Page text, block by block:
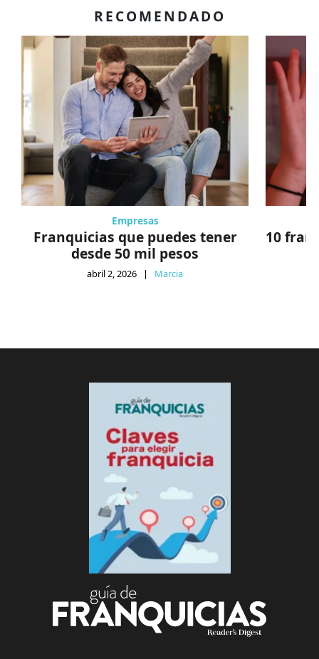
RECOMENDADO
Empresas
Franquicias que puedes tener
desde 50 mil pesos
abril 2, 2026 | Marcia
10